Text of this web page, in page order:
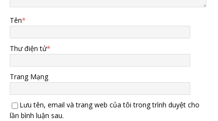
Tên*
Thư điện tử*
Trang Mạng
Lưu tên, email và trang web của tôi trong trình duyệt cho
lần bình luận sau.